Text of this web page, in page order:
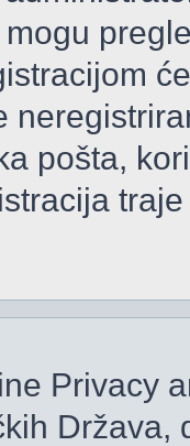
pošta,
Privacy